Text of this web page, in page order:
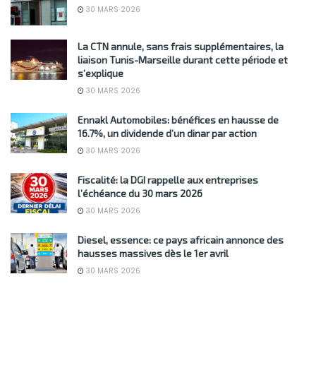
30 MARS 2026
La CTN annule, sans frais supplémentaires, la
liaison Tunis-Marseille durant cette période et
s’explique
30 MARS 2026
Ennakl Automobiles: bénéfices en hausse de
16.7%, un dividende d’un dinar par action
30 MARS 2026
Fiscalité: la DGI rappelle aux entreprises
l’échéance du 30 mars 2026
30 MARS 2026
Diesel, essence: ce pays africain annonce des
hausses massives dès le 1er avril
30 MARS 2026